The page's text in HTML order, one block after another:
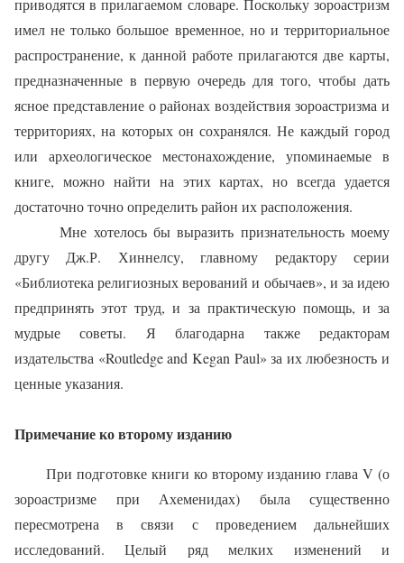
приводятся в прилагаемом словаре. Поскольку зороастризм
имел не только большое временное, но и территориальное
распространение, к данной работе прилагаются две карты,
предназначенные в первую очередь для того, чтобы дать
ясное представление о районах воздействия зороастризма и
территориях, на которых он сохранялся. Не каждый город
или археологическое местонахождение, упоминаемые в
книге, можно найти на этих картах, но всегда удается
достаточно точно определить район их расположения.
Мне хотелось бы выразить признательность моему
другу Дж.Р. Хиннелсу, главному редактору серии
«Библиотека религиозных верований и обычаев», и за идею
предпринять этот труд, и за практическую помощь, и за
мудрые советы. Я благодарна также редакторам
издательства «Routledge and Kegan Paul» за их любезность и
ценные указания.
Примечание ко второму изданию
При подготовке книги ко второму изданию глава V (о
зороастризме при Ахеменидах) была существенно
пересмотрена в связи с проведением дальнейших
исследований. Целый ряд мелких изменений и